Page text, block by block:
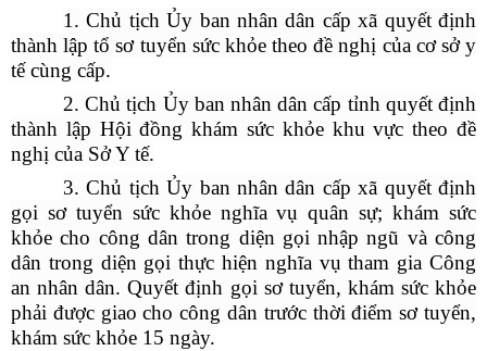
1. Chủ tịch Ủy ban nhân dân cấp xã quyết định
thành lập tổ sơ tuyển sức khỏe theo đề nghị của cơ sở y
tế cùng cấp.
2. Chủ tịch Ủy ban nhân dân cấp tỉnh quyết định
thành lập Hội đồng khám sức khỏe khu vực theo đề
nghị của Sở Y tế.
3. Chủ tịch Ủy ban nhân dân cấp xã quyết định
gọi sơ tuyển sức khỏe nghĩa vụ quân sự; khám sức
khỏe cho công dân trong diện gọi nhập ngũ và công
dân trong diện gọi thực hiện nghĩa vụ tham gia Công
an nhân dân. Quyết định gọi sơ tuyển, khám sức khỏe
phải được giao cho công dân trước thời điểm sơ tuyển,
khám sức khỏe 15 ngày.